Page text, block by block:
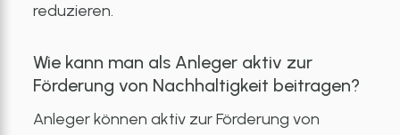
reduzieren.
Wie kann man als Anleger aktiv zur
Förderung von Nachhaltigkeit beitragen?
Anleger können aktiv zur Förderung von